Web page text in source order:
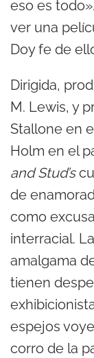
eso es
ver una
Doy fe de
Dirigida,
M. Lewis, y
Stallone en
Holm en el
and Stud’s
de
como
interracial.
amalgama
tienen
espejos
corro de la